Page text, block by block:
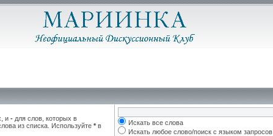
и - для слов, которых в
из списка. Используйте * в
Искать все слова
Искать любое слово/поиск с языком запросов